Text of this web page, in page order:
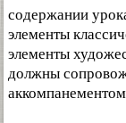
содержании
элементы
элементы
должны